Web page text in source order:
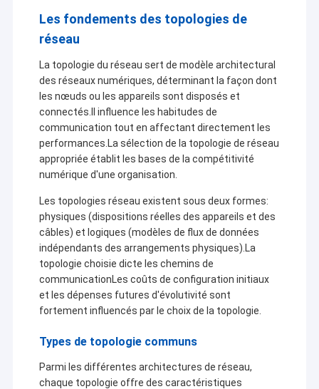
Les fondements des topologies de
réseau
La topologie du réseau sert de modèle architectural
des réseaux numériques, déterminant la façon dont
les nœuds ou les appareils sont disposés et
connectés.Il influence les habitudes de
communication tout en affectant directement les
performances.La sélection de la topologie de réseau
appropriée établit les bases de la compétitivité
numérique d'une organisation.
Les topologies réseau existent sous deux formes:
physiques (dispositions réelles des appareils et des
câbles) et logiques (modèles de flux de données
indépendants des arrangements physiques).La
topologie choisie dicte les chemins de
communicationLes coûts de configuration initiaux
et les dépenses futures d'évolutivité sont
fortement influencés par le choix de la topologie.
Types de topologie communs
Parmi les différentes architectures de réseau,
chaque topologie offre des caractéristiques